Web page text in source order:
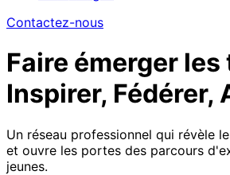
Contactez-nous
Faire émerger
Inspirer, Fédérer,
Un réseau professionnel qui révèle
et ouvre les portes des parcours
jeunes.